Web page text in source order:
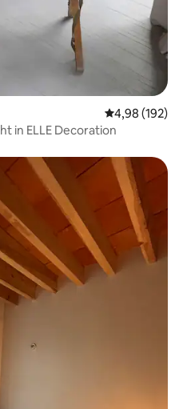
Gemiddelde
4,98 (192)
in ELLE Decoration